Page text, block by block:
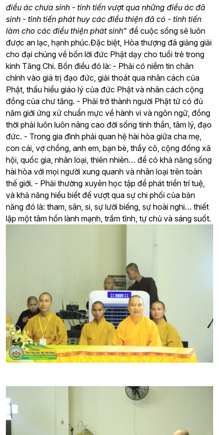
điều ác chưa sinh - tinh tiến vượt qua những điều ác đã
sinh - tinh tiến phát huy các điều thiện đã có - tinh tiến
làm cho các điều thiện phát sinh" để cuộc sống sẽ luôn
được an lạc, hạnh phúc.Đặc biệt, Hòa thượng đã giảng giải
cho đại chúng về bốn lời đức Phật dạy cho tuổi trẻ trong
kinh Tăng Chi. Bốn điều đó là: - Phải có niềm tin chân
chính vào giá trị đạo đức, giải thoát qua nhân cách của
Phật, thấu hiểu giáo lý của đức Phật và nhân cách cộng
đồng của chư tăng. - Phải trở thành người Phật tử có đủ
năm giới ứng xử chuẩn mực về hành vi và ngôn ngữ, đồng
thời phải luôn luôn nâng cao đời sống tinh thần, tâm lý, đạo
đức. - Trong gia đình phải quan hệ hài hòa giữa cha mẹ,
con cái, vợ chồng, anh em, bạn bè, thầy cô, cộng đồng xã
hội, quốc gia, nhân loại, thiên nhiên… để có khả năng sống
hài hòa với mọi người xung quanh và nhân loại trên toàn
thế giới. - Phải thường xuyên học tập để phát triển trí tuệ,
và khả năng hiểu biết để vượt qua sự chi phối của bản
năng đó là: tham, sân, si, sự lười biếng, sự hoài nghi… thiết
lập một tâm hồn lành mạnh, trầm tĩnh, tự chủ và sáng suốt.